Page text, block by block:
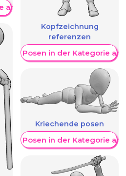
anzeigen
Kopfzeichnung
referenzen
Posen in der Kategorie
Kriechende posen
Posen in der Kategorie